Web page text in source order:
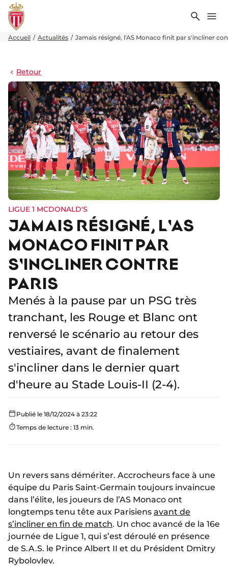
Accueil Actualités Jamais résigné, l'AS Monaco finit par s'incliner
Retour
LIGUE 1 MCDONALD'S
JAMAIS RÉSIGNÉ, L'AS
MONACO FINIT PAR
S'INCLINER CONTRE
PARIS
Menés à la pause par un PSG très
tranchant, les Rouge et Blanc ont
renversé le scénario au retour des
vestiaires, avant de finalement
s'incliner dans le dernier quart
d'heure au Stade Louis-II (2-4).
Publié le 18/12/2024 à 23:22
Temps de lecture : 13 min.
Un revers sans démériter. Accrocheurs face à une
équipe du Paris Saint-Germain toujours invaincue
dans l’élite, les joueurs de l’AS Monaco ont
longtemps tenu tête aux Parisiens avant de
s’incliner en fin de match. Un choc avancé de la 16e
journée de Ligue 1, qui s’est déroulé en présence
de S.A.S. le Prince Albert II et du Président Dmitry
Rybolovlev.